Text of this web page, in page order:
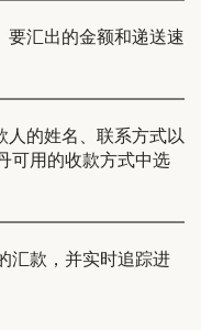
要汇出的金额和递送速
人的姓名、联系方式以
可用的收款方式中选
汇款，并实时追踪进